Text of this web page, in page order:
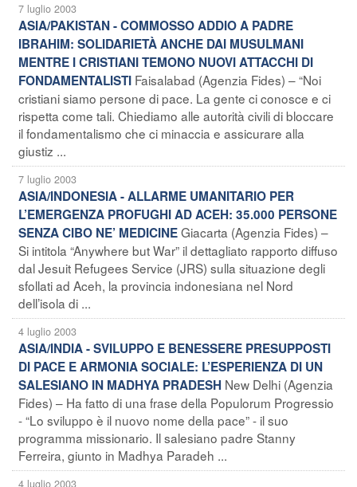
7 luglio 2003
ASIA/PAKISTAN - COMMOSSO ADDIO A PADRE
IBRAHIM: SOLIDARIETÀ ANCHE DAI MUSULMANI
MENTRE I CRISTIANI TEMONO NUOVI ATTACCHI DI
FONDAMENTALISTI Faisalabad (Agenzia Fides) – “Noi
cristiani siamo persone di pace. La gente ci conosce e ci
rispetta come tali. Chiediamo alle autorità civili di bloccare
il fondamentalismo che ci minaccia e assicurare alla
giustiz ...
7 luglio 2003
ASIA/INDONESIA - ALLARME UMANITARIO PER
L’EMERGENZA PROFUGHI AD ACEH: 35.000 PERSONE
SENZA CIBO NE’ MEDICINEGiacarta (Agenzia Fides) –
Si intitola “Anywhere but War” il dettagliato rapporto diffuso
dal Jesuit Refugees Service (JRS) sulla situazione degli
sfollati ad Aceh, la provincia indonesiana nel Nord
dell’isola di ...
4 luglio 2003
ASIA/INDIA - SVILUPPO E BENESSERE PRESUPPOSTI
DI PACE E ARMONIA SOCIALE: L’ESPERIENZA DI UN
SALESIANO IN MADHYA PRADESH New Delhi (Agenzia
Fides) – Ha fatto di una frase della Populorum Progressio
- “Lo sviluppo è il nuovo nome della pace” - il suo
programma missionario. Il salesiano padre Stanny
Ferreira, giunto in Madhya Paradeh ...
4 luglio 2003